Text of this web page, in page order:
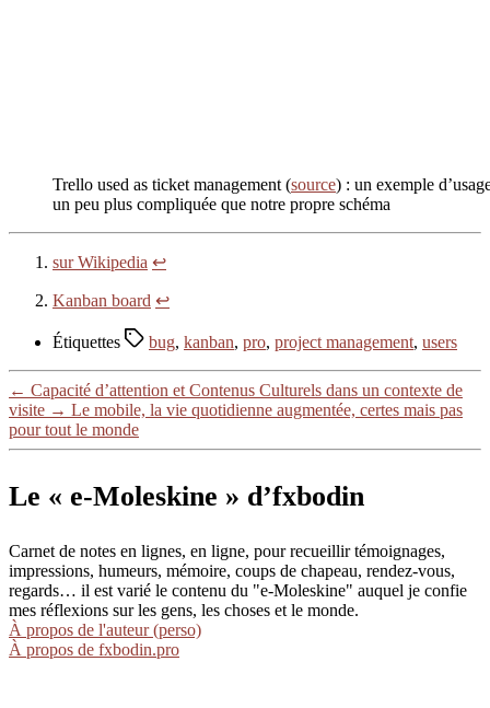
Trello used as ticket management (source) : un exemple
un peu plus compliquée que notre propre schéma
sur Wikipedia ↩
Kanban board ↩
Étiquettes bug, kanban, pro, project management, users
← Capacité d’attention et Contenus Culturels dans un contexte de
visite → Le mobile, la vie quotidienne augmentée, certes mais pas
pour tout le monde
Le « e-Moleskine » d’fxbodin
Carnet de notes en lignes, en ligne, pour recueillir témoignages,
impressions, humeurs, mémoire, coups de chapeau, rendez-vous,
regards… il est varié le contenu du "e-Moleskine" auquel je confie
mes réflexions sur les gens, les choses et le monde.
À propos de l'auteur (perso)
À propos de fxbodin.pro